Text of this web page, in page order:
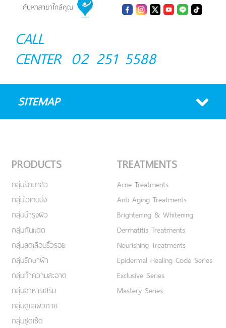
CALL
CENTER 02 251 5588
SITEMAP
PRODUCTS
กลุ่มรักษาสิว
กลุ่มไวเทนนิ่ง
กลุ่มบำรุงผิว
กลุ่มกันแดด
กลุ่มลดเลือนริ้วรอย
กลุ่มรักษาฝ้า
กลุ่มทำความสะอาด
กลุ่มอาหารเสริม
กลุ่มดูแลผิวกาย
กลุ่มชุดเซ็ต
TREATMENTS
Acne Treatments
Anti Aging Treatments
Brightening & Whitening
Dermatitis Treatments
Nourishing Treatments
Epidermal Healing Code Series
Exclusive Series
Mastery Series